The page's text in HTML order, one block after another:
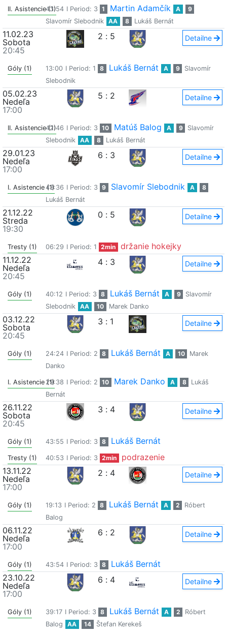
II. Asistencie (1)
43:54 I Period: 3 1 Martin Adamčík A
9
Slavomír Slebodnik
AA 8 Lukáš Bernát
11.02.23
Sobota
20:45
2 : 5 Detailne
Góly (1) 13:00 I Period: 1 8 Lukáš Bernát A 9
Slavomír
Slebodnik
05.02.23
Nedeľa
17:00
5 : 2 Detailne
II. Asistencie (1)
42:46 I Period: 3 10 Matúš Balog A 9
Slavomír
Slebodnik
AA 8 Lukáš Bernát
29.01.23
Nedeľa
17:00
6 : 3 Detailne
I. Asistencie (1)43:36 I Period: 3 9 Slavomír Slebodnik A
8
Lukáš Bernát
21.12.22
Streda
19:30
0 : 5 Detailne
Tresty (1) 06:29 I Period: 1 2min
držanie hokejky
11.12.22
Nedeľa
20:45
4 : 3 Detailne
Góly (1) 40:12 I Period: 3 8 Lukáš Bernát A 9
Slavomír
Slebodnik
AA 10 Marek Danko
03.12.22
Sobota
20:45
3 : 1 Detailne
Góly (1) 24:24 I Period: 2 8 Lukáš Bernát A 10
Marek
Danko
I. Asistencie (1)29:38 I Period: 2 10 Marek Danko A 8
Lukáš
Bernát
26.11.22
Sobota
20:45
3 : 4 Detailne
Góly (1) 43:55 I Period: 3 8 Lukáš Bernát
Tresty (1) 40:53 I Period: 3 2min
podrazenie
13.11.22
Nedeľa
17:00
2 : 4 Detailne
Góly (1) 19:13 I Period: 2 8 Lukáš Bernát A 2
Róbert
Balog
06.11.22
Nedeľa
17:00
6 : 2 Detailne
Góly (1) 43:54 I Period: 3 8
Lukáš Bernát
23.10.22
Nedeľa
17:00
6 : 4 Detailne
Góly (1) 39:17 I Period: 3 8 Lukáš Bernát A 2
Róbert
Balog
AA 14 Štefan Kerekeš